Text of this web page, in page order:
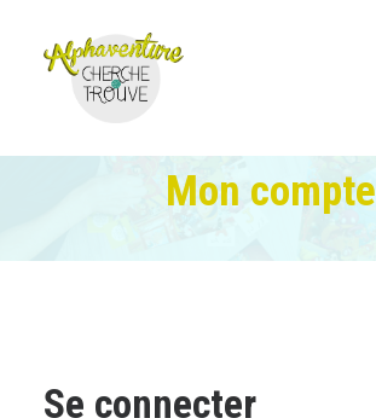
Où trouver
Mon compte
Se connecter